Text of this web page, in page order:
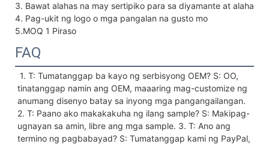
3. Bawat alahas na may sertipiko para sa diyamante at alahas
4. Pag-ukit ng logo o mga pangalan na gusto mo
5.MOQ 1 Piraso
FAQ
tinatanggap namin ang OEM, maaaring mag-customize ng
anumang disenyo batay sa inyong mga pangangailangan.
2. T: Paano ako makakakuha ng ilang sample? S: Makipag-
ugnayan sa amin, libre ang mga sample. 3. T: Ano ang
termino ng pagbabayad? S: Tumatanggap kami ng PayPal,